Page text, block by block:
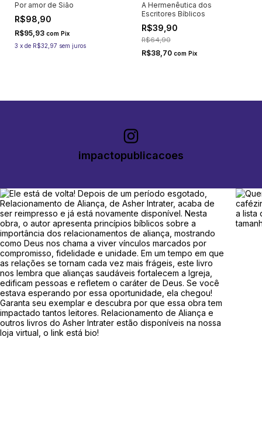
Por amor de Sião
R$98,90
R$95,93 com Pix
3 x de R$32,97 sem juros
A Hermenêutica dos
Escritores Bíblicos
R$39,90
R$64,90
R$38,70 com Pix
impactopublicacoes